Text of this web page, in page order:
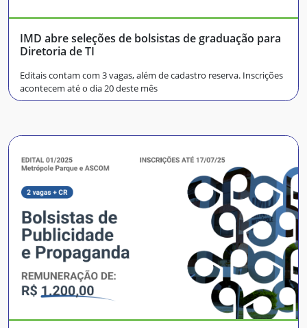
IMD abre seleções de bolsistas de graduação para
Diretoria de TI
Editais contam com 3 vagas, além de cadastro reserva. Inscrições
acontecem até o dia 20 deste mês